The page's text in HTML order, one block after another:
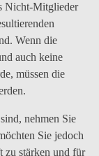
Nicht-Mitglieder
Wenn die
auch keine
müssen die
nehmen Sie
Sie jedoch
zu stärken und für